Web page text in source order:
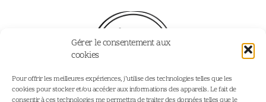
Gérer le consentement aux
cookies
Pour offrir les meilleures expériences, j’utilise des technologies telles que les
cookies pour stocker et/ou accéder aux informations des appareils. Le fait de